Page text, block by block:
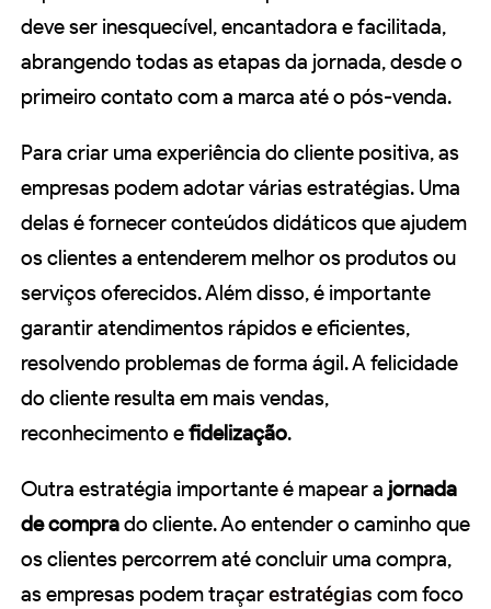
deve ser inesquecível, encantadora e facilitada,
abrangendo todas as etapas da jornada, desde o
primeiro contato com a marca até o pós-venda.
Para criar uma experiência do cliente positiva, as
empresas podem adotar várias estratégias. Uma
delas é fornecer conteúdos didáticos que ajudem
os clientes a entenderem melhor os produtos ou
serviços oferecidos. Além disso, é importante
garantir atendimentos rápidos e eficientes,
resolvendo problemas de forma ágil. A felicidade
do cliente resulta em mais vendas,
reconhecimento efidelização.
Outra estratégia importante é mapear a jornada
de comprado cliente. Ao entender o caminho que
os clientes percorrem até concluir uma compra,
as empresas podem traçarestratégias com foco